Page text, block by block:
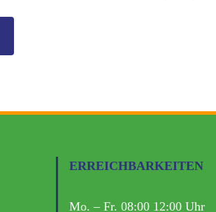
ERREICHBARKEITEN
Mo. – Fr. 08:00 12:00 Uhr